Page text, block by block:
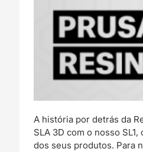
A história por detrás da
SLA 3D com o nosso
dos seus produtos. Para